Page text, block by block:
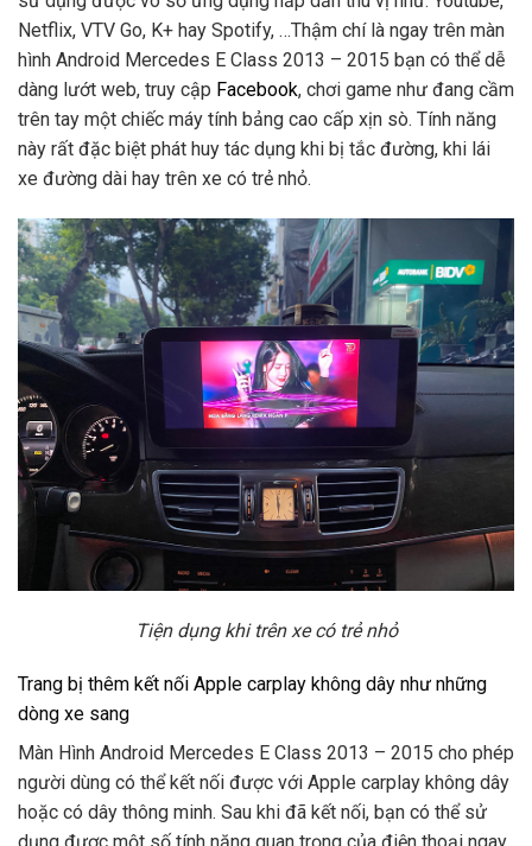
Netflix, VTV Go, K+ hay Spotify, …Thậm chí là ngay trên màn
hình Android Mercedes E Class 2013 – 2015 bạn có thể dễ
dàng lướt web, truy cập Facebook, chơi game như đang cầm
trên tay một chiếc máy tính bảng cao cấp xịn sò. Tính năng
này rất đặc biệt phát huy tác dụng khi bị tắc đường, khi lái
xe đường dài hay trên xe có trẻ nhỏ.
Tiện dụng khi trên xe có trẻ nhỏ
Trang bị thêm kết nối Apple carplay không dây như những
dòng xe sang
Màn Hình Android Mercedes E Class 2013 – 2015 cho phép
người dùng có thể kết nối được với Apple carplay không dây
hoặc có dây thông minh. Sau khi đã kết nối, bạn có thể sử